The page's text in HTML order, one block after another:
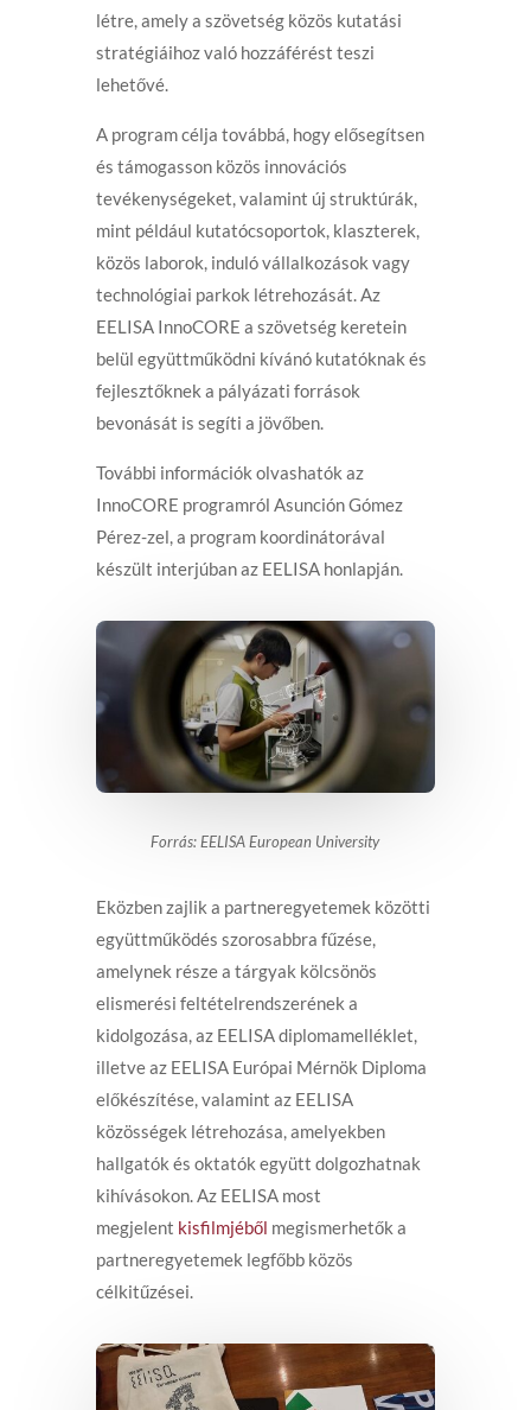
létre, amely a szövetség közös kutatási
stratégiáihoz való hozzáférést teszi
lehetővé.
A program célja továbbá, hogy elősegítsen
és támogasson közös innovációs
tevékenységeket, valamint új struktúrák,
mint például kutatócsoportok, klaszterek,
közös laborok, induló vállalkozások vagy
technológiai parkok létrehozását. Az
EELISA InnoCORE a szövetség keretein
belül együttműködni kívánó kutatóknak és
fejlesztőknek a pályázati források
bevonását is segíti a jövőben.
További információk olvashatók az
InnoCORE programról Asunción Gómez
Pérez-zel, a program koordinátorával
készült interjúban az EELISA honlapján.
Forrás: EELISA European University
Eközben zajlik a partneregyetemek közötti
együttműködés szorosabbra fűzése,
amelynek része a tárgyak kölcsönös
elismerési feltételrendszerének a
kidolgozása, az EELISA diplomamelléklet,
illetve az EELISA Európai Mérnök Diploma
előkészítése, valamint az EELISA
közösségek létrehozása, amelyekben
hallgatók és oktatók együtt dolgozhatnak
kihívásokon. Az EELISA most
megjelent kisfilmjéből megismerhetők a
partneregyetemek legfőbb közös
célkitűzései.